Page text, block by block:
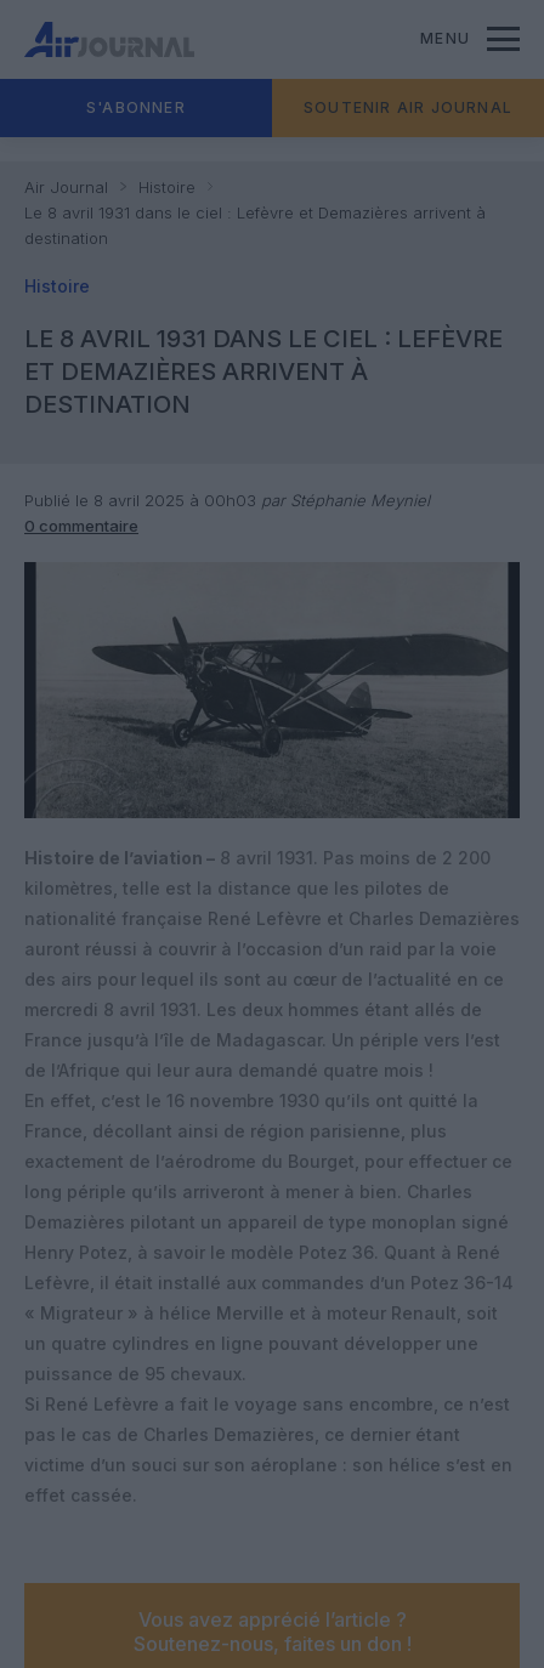
MENU
S'ABONNER SOUTENIR AIR JOURNAL
Air Journal
Histoire
Le 8 avril 1931 dans le ciel : Lefèvre et Demazières arrivent à
destination
Histoire
LE 8 AVRIL 1931 DANS LE CIEL : LEFÈVRE
ET DEMAZIÈRES ARRIVENT À
DESTINATION
Publié le 8 avril 2025 à 00h03 par Stéphanie Meyniel
0 commentaire
Histoire de l’aviation – 8 avril 1931. Pas moins de 2 200
kilomètres, telle est la distance que les pilotes de
nationalité française René Lefèvre et Charles Demazières
auront réussi à couvrir à l’occasion d’un raid par la voie
des airs pour lequel ils sont au cœur de l’actualité en ce
mercredi 8 avril 1931. Les deux hommes étant allés de
France jusqu’à l’île de Madagascar. Un périple vers l’est
de l’Afrique qui leur aura demandé quatre mois !
En effet, c’est le 16 novembre 1930 qu’ils ont quitté la
France, décollant ainsi de région parisienne, plus
exactement de l’aérodrome du Bourget, pour effectuer ce
long périple qu’ils arriveront à mener à bien. Charles
Demazières pilotant un appareil de type monoplan signé
Henry Potez, à savoir le modèle Potez 36. Quant à René
Lefèvre, il était installé aux commandes d’un Potez 36-14
« Migrateur » à hélice Merville et à moteur Renault, soit
un quatre cylindres en ligne pouvant développer une
puissance de 95 chevaux.
Si René Lefèvre a fait le voyage sans encombre, ce n’est
pas le cas de Charles Demazières, ce dernier étant
victime d’un souci sur son aéroplane : son hélice s’est en
effet cassée.
Vous avez apprécié l’article ?
Soutenez-nous, faites un don !